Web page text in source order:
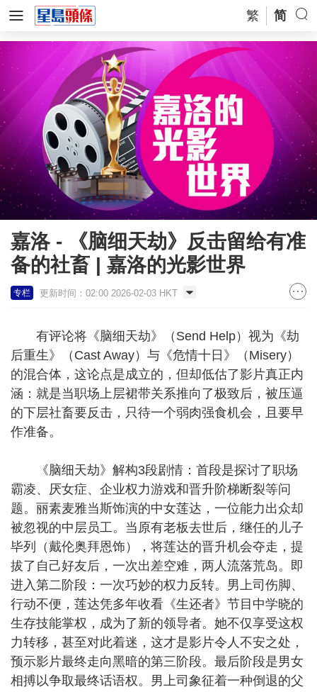
繁 简
嘉洛 - 《脑细天劫》反击留给有准
备的社畜 | 嘉洛的光影世界
专栏 更新时间：02:00 2026-02-03 HKT
有评论将《脑细天劫》（Send Help）视为《劫
后重生》（Cast Away）与《危情十日》（Misery）
的混合体，这论点是成立的，但却低估了影片真正内
涵：就是当职场上层裙带关系推向了极致后，被压逼
的下层社畜要反击，只待一个弱肉强食机会，且要早
作准备。
《脑细天劫》解构3段剧情：首段是探讨了职场
霸凌、厌女症、企业权力游戏和晋升阶梯断裂等问
题。丽素麦雅当斯饰演的中女莲达，一位能力出众却
被忽视的中层员工。当原有老板去世后，继任的儿子
毕列（戴伦奥拜恩饰），将莲达的晋升机会夺走，提
拔了自己好友后，一次出差空难，两人流落荒岛。即
进入第二阶段：一次巧妙的权力反转。男上司伤脚、
行动不便，莲达凭多年收看《生还者》节目中学晓的
生存技能掌权，成为了新的领导者。她不仅享受这权
力转移，甚至对此着迷，这才是影片令人不安之处，
预示影片最终走向黑暗的第三阶段。最后阶段是男女
相搏以争取最终话语权。男上司象征着一种倒退的父